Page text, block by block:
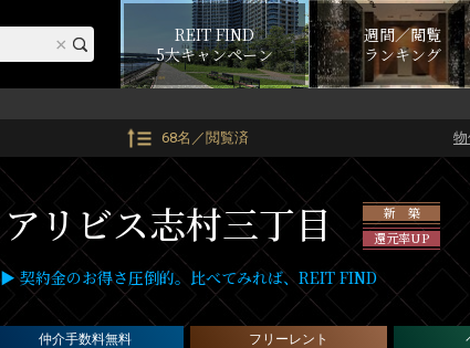
REIT FIND
5大キャンペーン
週間／閲覧
ランキング
68名／閲覧済
アリビス志村三丁目
新 築
還元率UP
▶ 契約金のお得さ圧倒的。比べてみれば、REIT FIND
仲介手数料無料 フリーレント